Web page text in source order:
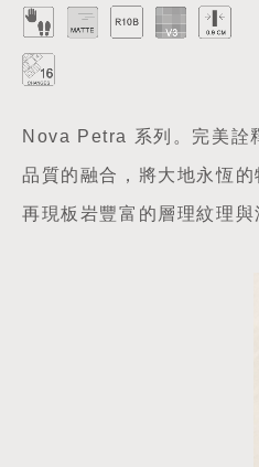
Nova Petra 系列。完美詮
品質的融合，將大地永恆
再現板岩豐富的層理紋理與